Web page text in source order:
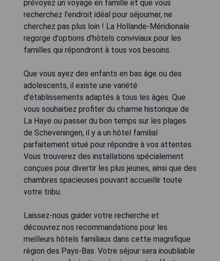
prévoyez un voyage en famille et que vous
recherchez l'endroit idéal pour séjourner, ne
cherchez pas plus loin ! La Hollande-Méridionale
regorge d'options d'hôtels conviviaux pour les
familles qui répondront à tous vos besoins.
Que vous ayez des enfants en bas âge ou des
adolescents, il existe une variété
d'établissements adaptés à tous les âges. Que
vous souhaitiez profiter du charme historique de
La Haye ou passer du bon temps sur les plages
de Scheveningen, il y a un hôtel familial
parfaitement situé pour répondre à vos attentes.
Vous trouverez des installations spécialement
conçues pour divertir les plus jeunes, ainsi que des
chambres spacieuses pouvant accueillir toute
votre tribu.
Laissez-nous guider votre recherche et
découvrez nos recommandations pour les
meilleurs hôtels familiaux dans cette magnifique
région des Pays-Bas. Votre séjour sera inoubliable